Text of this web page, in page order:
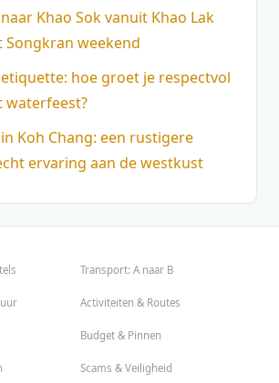
Khao Sok vanuit Khao Lak
Songkran weekend
hoe groet je respectvol
waterfeest?
Koh Chang: een rustigere
ervaring aan de westkust
Transport: A naar B
Activiteiten & Routes
Budget & Pinnen
Scams & Veiligheid